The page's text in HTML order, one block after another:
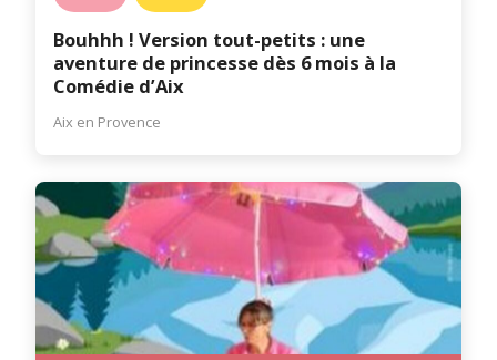
Bouhhh ! Version tout-petits : une
aventure de princesse dès 6 mois à la
Comédie d’Aix
Aix en Provence